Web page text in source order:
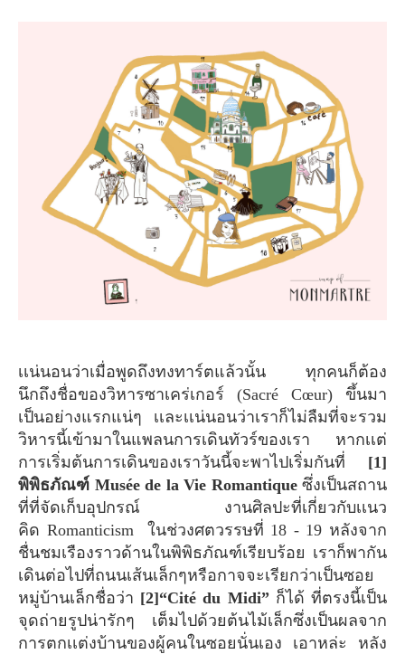
เเน่นอนว่าเมื่อพูดถึงทงทาร์ตแล้วนั้น ทุกคนก็ต้อง
นึกถึงชื่อของวิหารซาเคร่เกอร์ (Sacré Cœur) ขึ้นมา
เป็นอย่างแรกแน่ๆ เเละเเน่นอนว่าเราก็ไม่ลืมที่จะรวม
วิหารนี้เข้ามาในแพลนการเดินทัวร์ของเรา หากเเต่
การเริ่มต้นการเดินของเราวันนี้จะพาไปเริ่มกันที่ [1]
พิพิธภัณฑ์ Musée de la Vie Romantique ซึ่งเป็นสถาน
ที่ที่จัดเก็บอุปกรณ์ งานศิลปะที่เกี่ยวกับเเนว
คิด Romanticism ในช่วงศตวรรษที่ 18 - 19 หลังจาก
ชื่นชมเรืองราวด้านในพิพิธภัณฑ์เรียบร้อย เราก็พากัน
เดินต่อไปที่ถนนเส้นเล็กๆหรือกาจจะเรียกว่าเป็นซอย
หมู่บ้านเล็กชื่อว่า [2]“Cité du Midi” ก็ได้ ที่ตรงนี้เป็น
จุดถ่ายรูปน่ารักๆ เต็มไปด้วยต้นไม้เล็กซึ่งเป็นผลจาก
การตกเเต่งบ้านของผู้คนในซอยนั่นเอง เอาหล่ะ หลัง